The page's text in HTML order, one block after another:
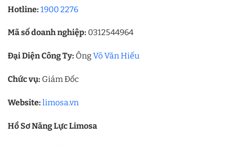
Hotline: 1900 2276
Mã số doanh nghiệp: 0312544964
Đại Diện Công Ty: ÔngVõ Văn Hiếu
Chức vụ: Giám Đốc
Website: limosa.vn
Hồ Sơ Năng Lực Limosa